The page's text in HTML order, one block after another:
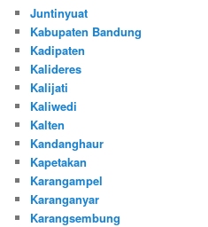
Juntinyuat
Kabupaten Bandung
Kadipaten
Kalideres
Kalijati
Kaliwedi
Kalten
Kandanghaur
Kapetakan
Karangampel
Karanganyar
Karangsembung